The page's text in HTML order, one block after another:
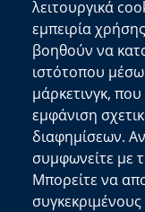
Αποκεντρωμένη
Πλατεία
Επικοινωνήστε
Χρήσιμοι
Ελληνική
Ευρωπαϊκή
λειτουργικά
εμπειρία
βοηθούν να
ιστότοπου
μάρκετινγκ,
εμφάνιση
διαφημίσεων.
συμφωνείτε με
Μπορείτε να